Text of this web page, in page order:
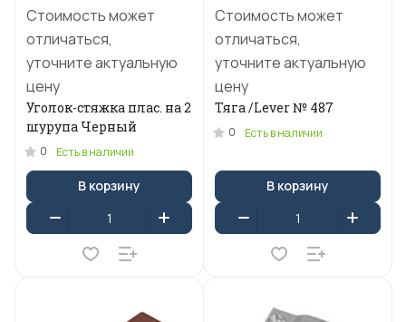
Стоимость может
отличаться,
уточните актуальную
цену
Уголок-стяжка плас. на 2
шурупа Черный
0 Есть в наличии
В корзину
Стоимость может
отличаться,
уточните актуальную
цену
Тяга /Lever № 487
0 Есть в наличии
В корзину